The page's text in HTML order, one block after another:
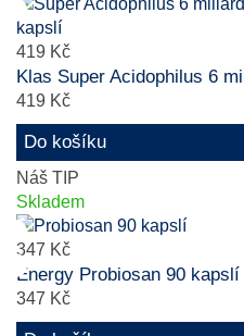
419 Kč
Klas Super Acidophilus 6
419 Kč
Do košíku
Náš TIP
Skladem
347 Kč
Energy Probiosan 90 kapslí
347 Kč